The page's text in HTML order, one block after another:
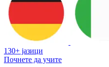
130+ јазици
Почнете да учите